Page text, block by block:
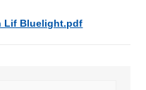
Lif Bluelight.pdf